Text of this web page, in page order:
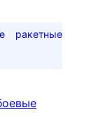
ракетные